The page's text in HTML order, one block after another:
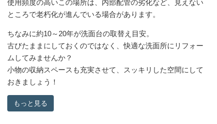
使用頻度の高いこの場所は、内部配管の劣化など、見えない
ところで老朽化が進んでいる場合があります。
ちなみに約10～20年が洗面台の取替え目安。
古びたままにしておくのではなく、快適な洗面所にリフォー
ムしてみませんか？
小物の収納スペースも充実させて、スッキリした空間にして
おきましょう！
もっと見る